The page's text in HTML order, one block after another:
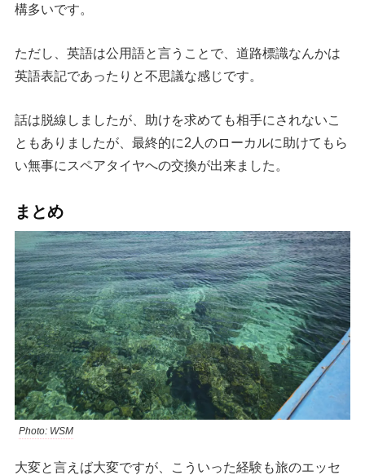
構多いです。
ただし、英語は公用語と言うことで、道路標識なんかは
英語表記であったりと不思議な感じです。
話は脱線しましたが、助けを求めても相手にされないこ
ともありましたが、最終的に2人のローカルに助けてもら
い無事にスペアタイヤへの交換が出来ました。
まとめ
Photo: WSM
大変と言えば大変ですが、こういった経験も旅のエッセ